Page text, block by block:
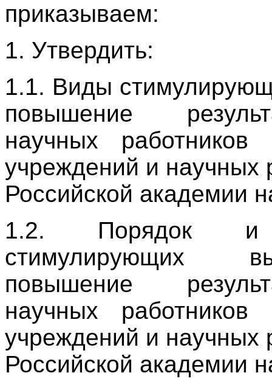
приказываем:
1. Утвердить:
1.1. Виды
повышение
научных
учреждений и научных
Российской академии
1.2. Порядок и
стимулирующих
повышение
научных
учреждений и научных
Российской академии